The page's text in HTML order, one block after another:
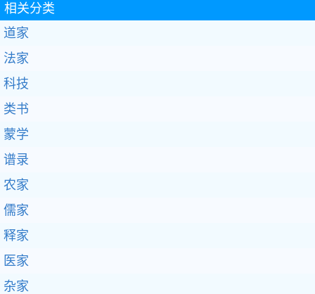
相关分类
道家
法家
科技
类书
蒙学
谱录
农家
儒家
释家
医家
杂家